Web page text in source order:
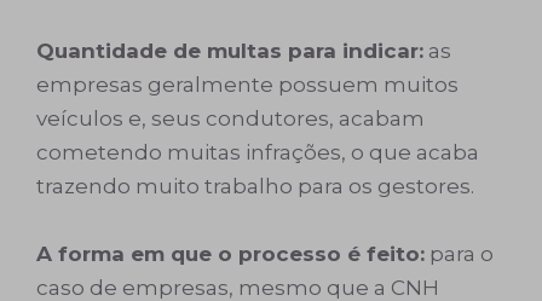
Quantidade de multas para indicar: as
empresas geralmente possuem muitos
veículos e, seus condutores, acabam
cometendo muitas infrações, o que acaba
trazendo muito trabalho para os gestores.
A forma em que o processo é feito: para o
caso de empresas, mesmo que a CNH